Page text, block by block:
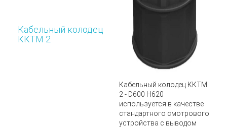
Кабельный колодец
ККТМ 2
Кабельный колодец ККТМ
2 - D600 H620
используется в качестве
стандартного смотрового
устройства с выводом